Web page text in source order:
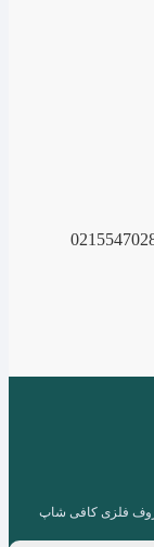
فلزی کافی شاپ